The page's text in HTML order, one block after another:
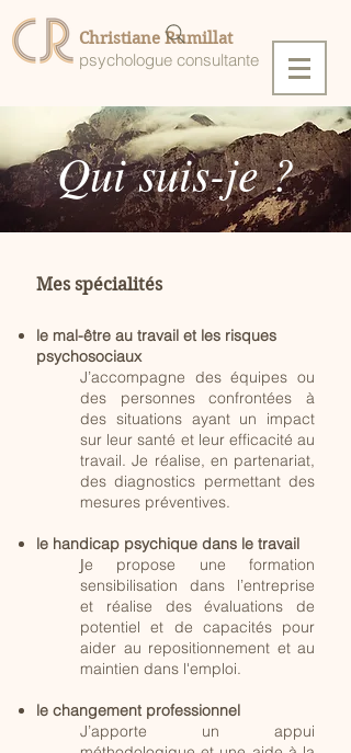
Christiane Rumillat
psychologue consultante
Qui suis-je ?
Mes spécialités
le mal-être au travail et les risques
psychosociaux
J’accompagne des équipes ou
des personnes confrontées à
des situations ayant un impact
sur leur santé et leur efficacité au
travail. Je réalise, en partenariat,
des diagnostics permettant des
mesures préventives.
le handicap psychique dans le travail
Je propose une formation
sensibilisation dans l’entreprise
et réalise des évaluations de
potentiel et de capacités pour
aider au repositionnement et au
maintien dans l'emploi.
le changement professionnel
J’apporte un appui